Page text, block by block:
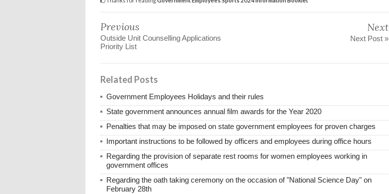
Previous
Outside Unit Counselling Applications
Priority List
Next
Next Post »
Related Posts
Government Employees Holidays and their rules
State government announces annual film awards for the Year 2020
Penalties that may be imposed on state government employees for proven charges
Important instructions to be followed by officers and employees during office hours
Regarding the provision of separate rest rooms for women employees working in
government offices
Regarding the oath taking ceremony on the occasion of "National Science Day" on
February 28th